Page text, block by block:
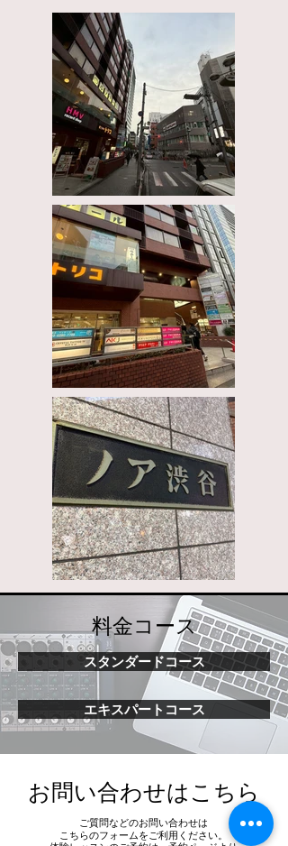
料金コース
スタンダードコース
エキスパートコース
お問い合わせはこちら
ご質問などのお問い合わせは
こちらのフォームをご利用ください。